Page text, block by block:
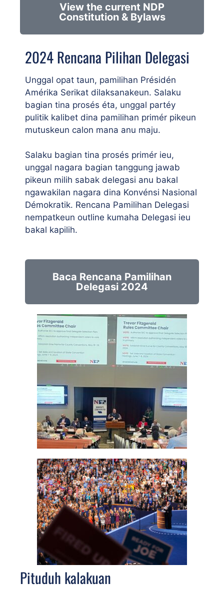
View the current NDP
Constitution & Bylaws
2024 Rencana Pilihan Delegasi
Unggal opat taun, pamilihan Présidén
Amérika Serikat dilaksanakeun. Salaku
bagian tina prosés éta, unggal partéy
pulitik kalibet dina pamilihan primér pikeun
mutuskeun calon mana anu maju.
Salaku bagian tina prosés primér ieu,
unggal nagara bagian tanggung jawab
pikeun milih sabak delegasi anu bakal
ngawakilan nagara dina Konvénsi Nasional
Démokratik. Rencana Pamilihan Delegasi
nempatkeun outline kumaha Delegasi ieu
bakal kapilih.
Baca Rencana Pamilihan
Delegasi 2024
Pituduh kalakuan